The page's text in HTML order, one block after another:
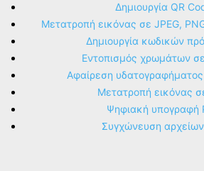
Δημιουργία QR
Μετατροπή εικόνας σε JPEG,
Δημιουργία κωδικών
Εντοπισμός χρωμάτων
Αφαίρεση
Μετατροπή εικόνας
Ψηφιακή υπογραφή
Συγχώνευση